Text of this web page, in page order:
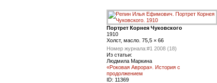
Портрет Корнея Чуковского
1910
Холст, масло. 75,5 × 66
Номер журнала:#1 2008 (18)
Из статьи:
Людмила Маркина
«Роковая Аврора». История с
продолжением
ID: 11369